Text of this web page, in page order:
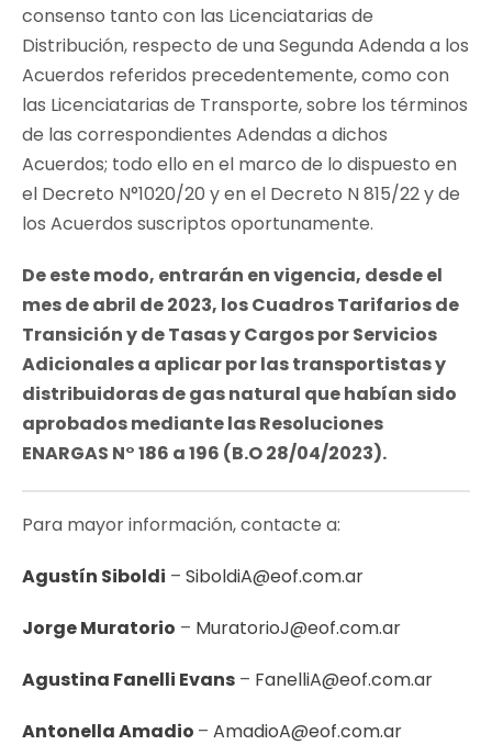
consenso tanto con las Licenciatarias de
Distribución, respecto de una Segunda Adenda a los
Acuerdos referidos precedentemente, como con
las Licenciatarias de Transporte, sobre los términos
de las correspondientes Adendas a dichos
Acuerdos; todo ello en el marco de lo dispuesto en
el Decreto N°1020/20 y en el Decreto N 815/22 y de
los Acuerdos suscriptos oportunamente.
De este modo, entrarán en vigencia, desde el
mes de abril de 2023, los Cuadros Tarifarios de
Transición y de Tasas y Cargos por Servicios
Adicionales a aplicar por las transportistas y
distribuidoras de gas natural que habían sido
aprobados mediante las Resoluciones
ENARGAS N° 186 a 196 (B.O 28/04/2023).
Para mayor información, contacte a:
Agustín Siboldi – SiboldiA@eof.com.ar
Jorge Muratorio – MuratorioJ@eof.com.ar
Agustina Fanelli Evans – FanelliA@eof.com.ar
Antonella Amadio – AmadioA@eof.com.ar